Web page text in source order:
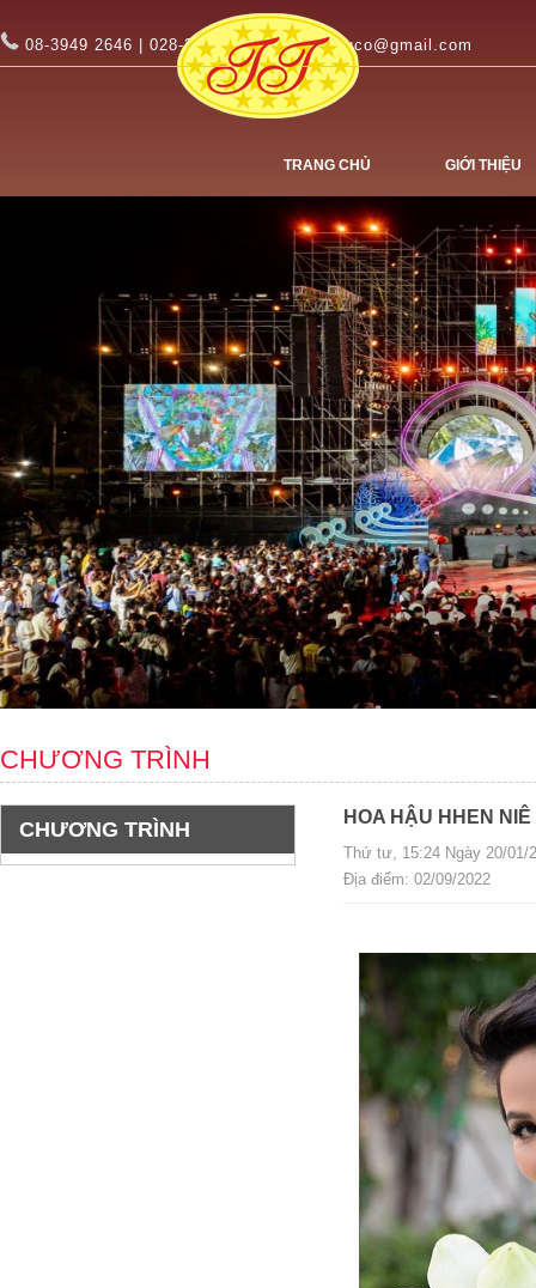
08-3949 2646 | 028-3949 2647 tinhtuco@gmail.com
TRANG CHỦ GIỚI THIỆU
CHƯƠNG TRÌNH
CHƯƠNG TRÌNH
HOA HẬU HHEN
Thứ tư, 15:24 Ngày 20/01/
Địa điểm: 02/09/2022